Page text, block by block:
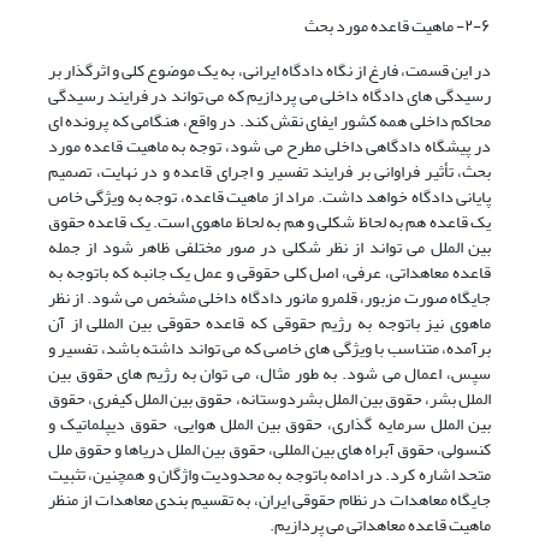
۲-۶- ماهیت قاعده مورد بحث
در این قسمت، فارغ از نگاه دادگاه ایرانی، به یک موضوع کلی و اثرگذار بر
رسیدگی های دادگاه داخلی می پردازیم که می تواند در فرایند رسیدگی
محاکم داخلی همه کشور ایفای نقش کند. در واقع، هنگامی که پرونده ای
در پیشگاه دادگاهی داخلی مطرح می شود، توجه به ماهیت قاعده مورد
بحث، تأثیر فراوانی بر فرایند تفسیر و اجرای قاعده و در نهایت، تصمیم
پایانی دادگاه خواهد داشت. مراد از ماهیت قاعده، توجه به ویژگی خاص
یک قاعده هم به لحاظ شکلی و هم به لحاظ ماهوی است. یک قاعده حقوق
بین الملل می تواند از نظر شکلی در صور مختلفی ظاهر شود از جمله
قاعده معاهداتی، عرفی، اصل کلی حقوقی و عمل یک جانبه که باتوجه به
جایگاه صورت مزبور، قلمرو مانور دادگاه داخلی مشخص می شود. از نظر
ماهوی نیز باتوجه به رژیم حقوقی که قاعده حقوقی بین المللی از آن
برآمده، متناسب با ویژگی های خاصی که می تواند داشته باشد، تفسیر و
سپس، اعمال می شود. به طور مثال، می توان به رژیم های حقوق بین
الملل بشر، حقوق بین الملل بشردوستانه، حقوق بین الملل کیفری، حقوق
بین الملل سرمایه گذاری، حقوق بین الملل هوایی، حقوق دیپلماتیک و
کنسولی، حقوق آبراه های بین المللی، حقوق بین الملل دریاها و حقوق ملل
متحد اشاره کرد. در ادامه باتوجه به محدودیت واژگان و همچنین، تثبیت
جایگاه معاهدات در نظام حقوقی ایران، به تقسیم بندی معاهدات از منظر
ماهیت قاعده معاهداتی می پردازیم.